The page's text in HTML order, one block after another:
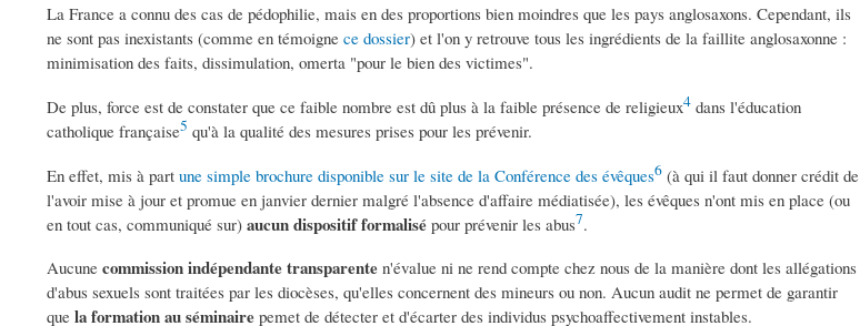
La France a connu des cas de pédophilie, mais en des proportions bien moindres que les pays anglosaxons. Cependant, ils
ne sont pas inexistants (comme en témoigne ce dossier) et l'on y retrouve tous les ingrédients de la faillite anglosaxonne :
minimisation des faits, dissimulation, omerta "pour le bien des victimes".
De plus, force est de constater que ce faible nombre est dû plus à la faible présence de religieux4 dans l'éducation
catholique française5 qu'à la qualité des mesures prises pour les prévenir.
En effet, mis à part une simple brochure disponible sur le site de la Conférence des évêques6 (à qui il faut donner crédit de
l'avoir mise à jour et promue en janvier dernier malgré l'absence d'affaire médiatisée), les évêques n'ont mis en place (ou
en tout cas, communiqué sur) aucun dispositif formalisé pour prévenir les abus7.
Aucune commission indépendante transparente n'évalue ni ne rend compte chez nous de la manière dont les allégations
d'abus sexuels sont traitées par les diocèses, qu'elles concernent des mineurs ou non. Aucun audit ne permet de garantir
que la formation au séminaire pemet de détecter et d'écarter des individus psychoaffectivement instables.